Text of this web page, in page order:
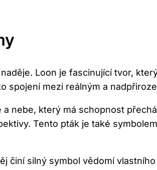
⁤Loon‍ je fascinující tvor,
spojení mezi reálným ⁤a
nebe, ⁤který⁣ má schopnost
Tento​ pták ‍je také
činí silný ⁢symbol vědomí